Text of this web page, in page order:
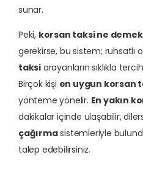
sunar.
Peki, korsan taksi ne demek
gerekirse, bu sistem; ruhsatlı
taksi arayanların sıklıkla
Birçok kişi en uygun korsan
yönteme yönelir. En yakın
dakikalar içinde ulaşabilir,
çağırmasistemleriyle
talep edebilirsiniz.